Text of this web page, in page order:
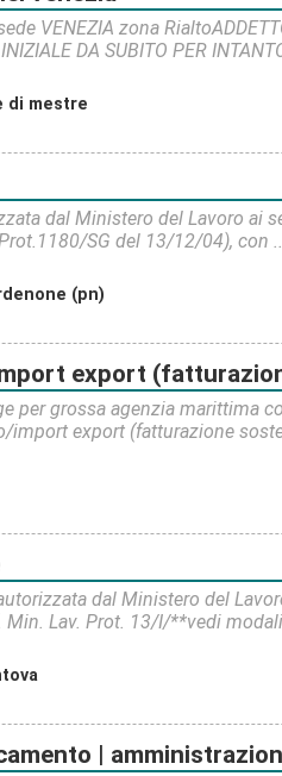
VENEZIA zona
DA SUBITO PER
di mestre
dal Ministero del Lavoro ai
SG del 13/12/04), con
(pn)
soste, rilasci cnt, nozioni di
per grossa agenzia marittima
import export (fatturazione
dal Ministero del
Lav. Prot. 13/I/**vedi
| amministrazione del